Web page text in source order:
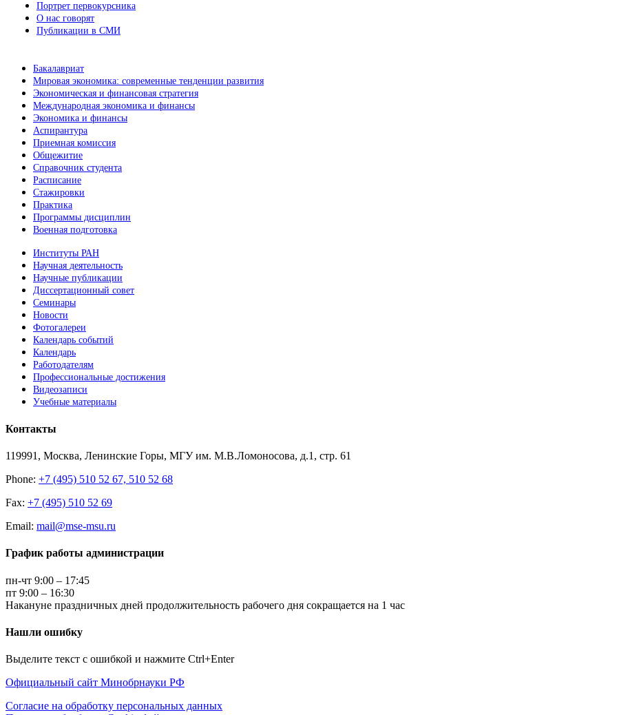
Портрет первокурсника
О нас говорят
Публикации в СМИ
Бакалавриат
Мировая экономика: современные тенденции развития
Экономическая и финансовая стратегия
Международная экономика и финансы
Экономика и финансы
Аспирантура
Приемная комиссия
Общежитие
Справочник студента
Расписание
Стажировки
Практика
Программы дисциплин
Военная подготовка
Институты РАН
Научная деятельность
Научные публикации
Диссертационный совет
Семинары
Новости
Фотогалереи
Календарь событий
Календарь
Работодателям
Профессиональные достижения
Видеозаписи
Учебные материалы
Контакты
119991, Москва, Ленинские Горы, МГУ им. М.В.Ломоносова, д.1, стр. 61
Phone: +7 (495) 510 52 67, 510 52 68
Fax: +7 (495) 510 52 69
Email: mail@mse-msu.ru
График работы администрации
пн-чт 9:00 – 17:45
пт 9:00 – 16:30
Накануне праздничных дней продолжительность рабочего дня сокращается на 1 час
Нашли ошибку
Выделите текст с ошибкой и нажмите Ctrl+Enter
Официальный сайт Минобрнауки РФ
Согласие на обработку персональных данных